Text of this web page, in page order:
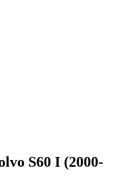
S60 I (2000-